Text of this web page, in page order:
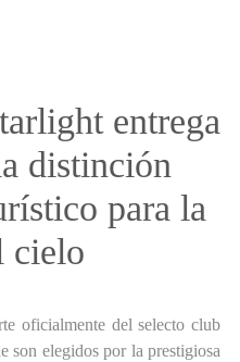
entrega
distinción
para la
cielo
oficialmente del selecto club
son elegidos por la prestigiosa